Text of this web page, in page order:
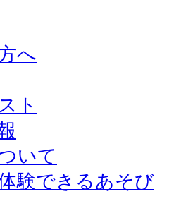
へ
ト
いて
験できるあそび